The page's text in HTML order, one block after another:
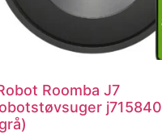
Roomba J7
j715840